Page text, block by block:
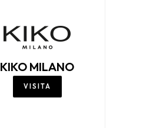
KIKO MILANO
VISITA